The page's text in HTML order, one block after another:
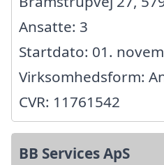
Ansatte: 3
Startdato: 01.
Virksomhedsform:
CVR: 11761542
BB Services ApS